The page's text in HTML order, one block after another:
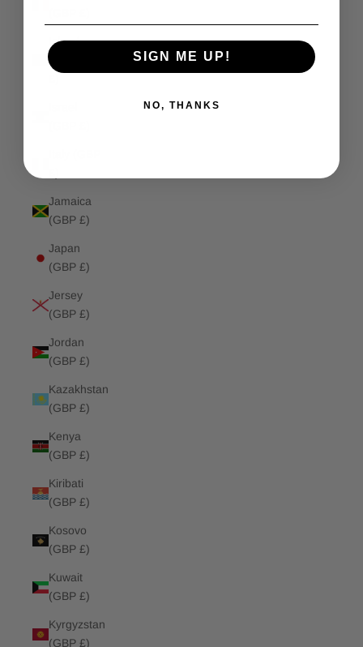
Isle of
Man (GBP
Jamaica
(GBP £)
Japan
(GBP £)
Jersey
(GBP £)
Jordan
(GBP £)
Kazakhstan
(GBP £)
Kenya
(GBP £)
Kiribati
(GBP £)
Kosovo
(GBP £)
Kuwait
(GBP £)
Kyrgyzstan
(GBP £)
SIGN ME UP!
NO, THANKS